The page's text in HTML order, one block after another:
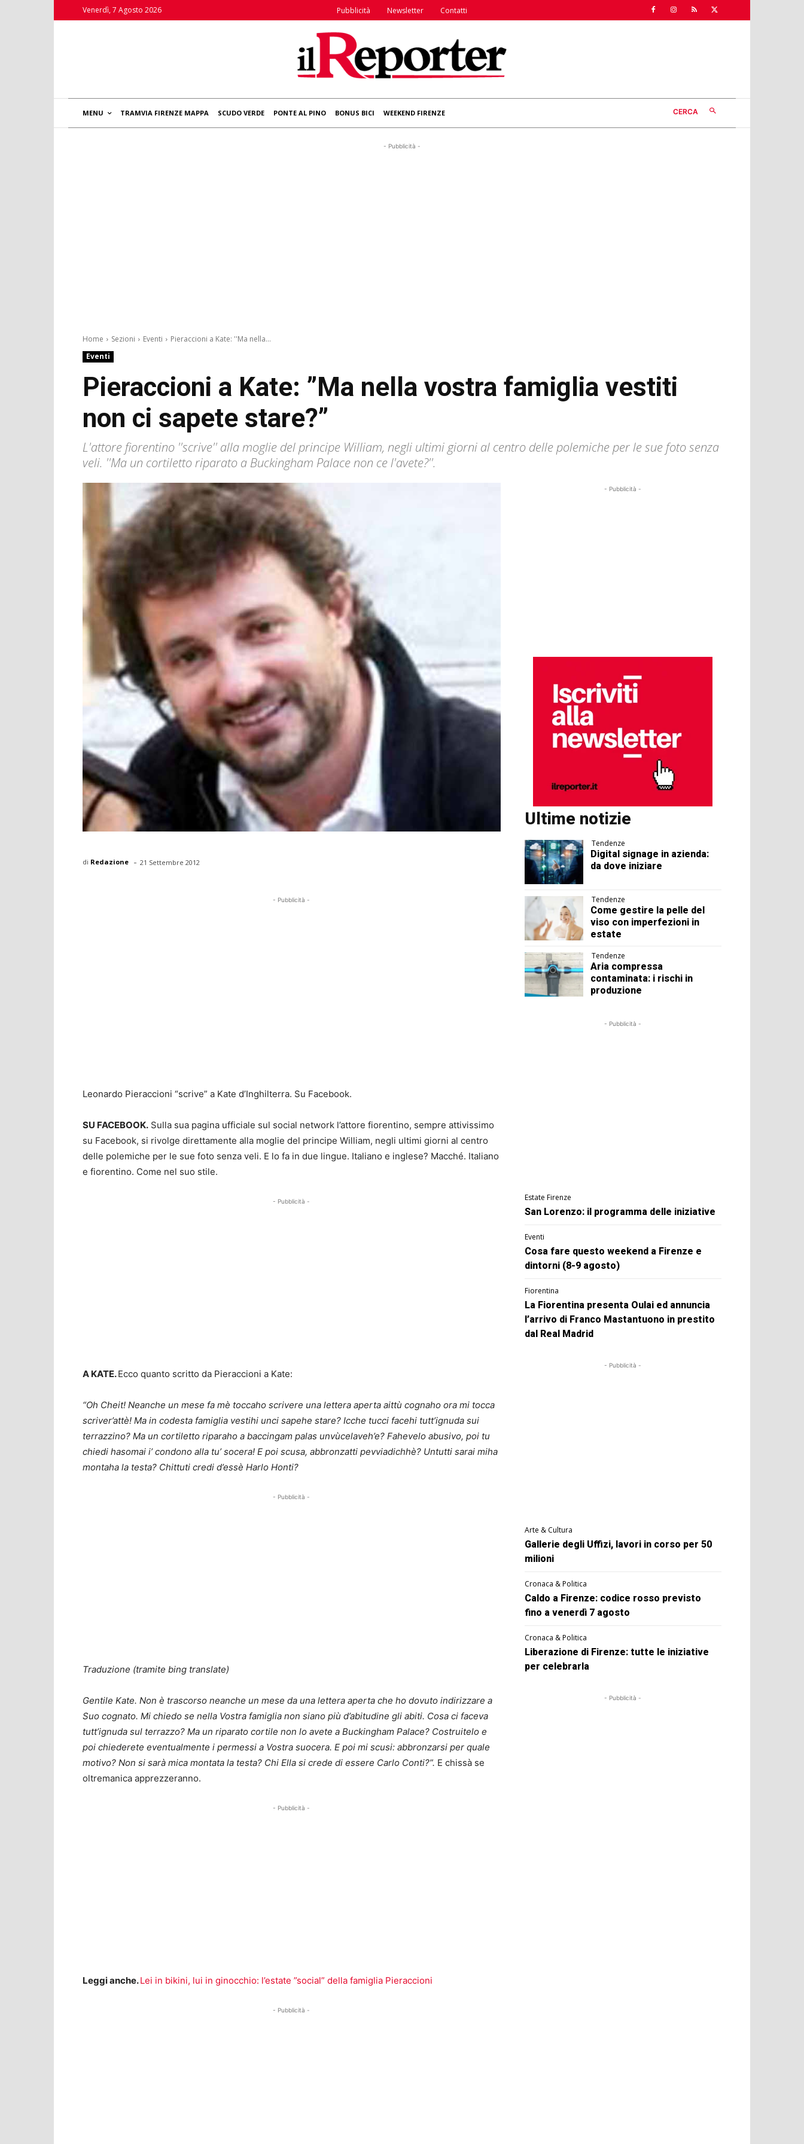
Venerdì, 7 Agosto 2026 Pubblicità Newsletter Contatti
MENU TRAMVIA FIRENZE MAPPA SCUDO VERDE PONTE AL PINO BONUS BICI WEEKEND FIRENZE CERCA
- Pubblicità -
Home Sezioni Eventi
Pieraccioni a Kate: ''Ma nella...
Eventi
Pieraccioni a Kate: ”Ma nella vostra famiglia vestiti
non ci sapete stare?”
L'attore fiorentino ''scrive'' alla moglie del principe William, negli ultimi giorni al centro delle polemiche per le sue foto senza
veli. ''Ma un cortiletto riparato a Buckingham Palace non ce l'avete?''.
di Redazione - 21 Settembre 2012
- Pubblicità -
Leonardo Pieraccioni “scrive” a Kate d’Inghilterra. Su Facebook.
SU FACEBOOK. Sulla sua pagina ufficiale sul social network l’attore fiorentino, sempre attivissimo
su Facebook, si rivolge direttamente alla moglie del principe William, negli ultimi giorni al centro
delle polemiche per le sue foto senza veli. E lo fa in due lingue. Italiano e inglese? Macché. Italiano
e fiorentino. Come nel suo stile.
- Pubblicità -
A KATE.Ecco quanto scritto da Pieraccioni a Kate:
“Oh Cheit! Neanche un mese fa mè toccaho scrivere una lettera aperta aittù cognaho ora mi tocca
scriver’attè! Ma in codesta famiglia vestihi unci sapehe stare? Icche tucci facehi tutt’ignuda sui
terrazzino? Ma un cortiletto riparaho a baccingam palas unvùcelaveh’e? Fahevelo abusivo, poi tu
chiedi hasomai i’ condono alla tu’ socera! E poi scusa, abbronzatti pevviadichhè? Untutti sarai miha
montaha la testa? Chittuti credi d’essè Harlo Honti?
- Pubblicità -
Traduzione (tramite bing translate)
Gentile Kate. Non è trascorso neanche un mese da una lettera aperta che ho dovuto indirizzare a
Suo cognato. Mi chiedo se nella Vostra famiglia non siano più d’abitudine gli abiti. Cosa ci faceva
tutt’ignuda sul terrazzo? Ma un riparato cortile non lo avete a Buckingham Palace? Costruitelo e
poi chiederete eventualmente i permessi a Vostra suocera. E poi mi scusi: abbronzarsi per quale
motivo? Non si sarà mica montata la testa? Chi Ella si crede di essere Carlo Conti?”. E chissà se
oltremanica apprezzeranno.
- Pubblicità -
Leggi anche.Lei in bikini, lui in ginocchio: l’estate ”social” della famiglia Pieraccioni
- Pubblicità -
- Pubblicità -
Ultime notizie
Tendenze
Digital signage in azienda:
da dove iniziare
Tendenze
Come gestire la pelle del
viso con imperfezioni in
estate
Tendenze
Aria compressa
contaminata: i rischi in
produzione
- Pubblicità -
Estate Firenze
San Lorenzo: il programma delle iniziative
Eventi
Cosa fare questo weekend a Firenze e
dintorni (8-9 agosto)
Fiorentina
La Fiorentina presenta Oulai ed annuncia
l’arrivo di Franco Mastantuono in prestito
dal Real Madrid
- Pubblicità -
Arte & Cultura
Gallerie degli Uffizi, lavori in corso per 50
milioni
Cronaca & Politica
Caldo a Firenze: codice rosso previsto
fino a venerdì 7 agosto
Cronaca & Politica
Liberazione di Firenze: tutte le iniziative
per celebrarla
- Pubblicità -